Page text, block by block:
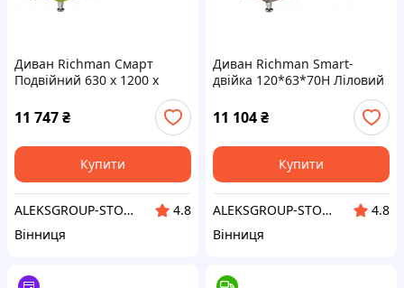
Диван Richman Смарт
Подвійний 630 x 1200 x
Apple Green Зелений
11 747₴
Купити
ALEKSGROUP-STORE
4.8
Вінниця
Диван Richman Smart-
двійка 120*63*70H Ліловий
11 104₴
Купити
ALEKSGROUP-STORE
4.8
Вінниця